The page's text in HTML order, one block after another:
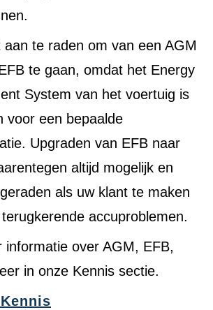
aan te raden om van een AGM
te gaan, omdat het Energy
System van het voertuig is
voor een bepaalde
Upgraden van EFB naar
altijd mogelijk en
als uw klant te maken
accuproblemen.
informatie over AGM, EFB,
in onze Kennis sectie.